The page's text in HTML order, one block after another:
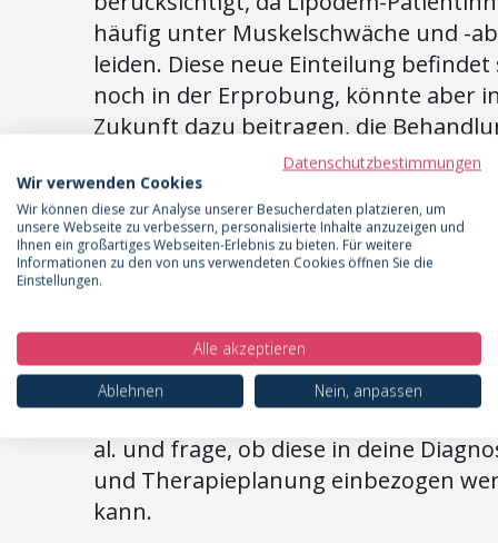
häufig unter Muskelschwäche und -
leiden. Diese neue Einteilung befindet
noch in der Erprobung, könnte aber
Zukunft dazu beitragen, die
Lipödems noch weiter zu verbessern.
Studie von Al-Ghadban et al. mit dem
"New Characterization of Lipödem
liefert detaillierte Einblicke in diese
innovative Herangehensweise.
Actionable Element:Sprich mit
Arzt über die vorgeschlagene neue
Stadieneinteilung nach Al-Ghadban
nicht etabliert, nicht Leitlinien-
al. und frage, ob diese in deine
und Therapieplanung einbezogen
kann.
Datenschutzbestimmungen
Wir verwenden Cookies
Wir können diese zur Analyse unserer Besucherdaten platzieren, um
unsere Webseite zu verbessern, personalisierte Inhalte anzuzeigen und
Ihnen ein großartiges Webseiten-Erlebnis zu bieten. Für weitere
Informationen zu den von uns verwendeten Cookies öffnen Sie die
Einstellungen.
Alle akzeptieren
Ablehnen
Nein, anpassen